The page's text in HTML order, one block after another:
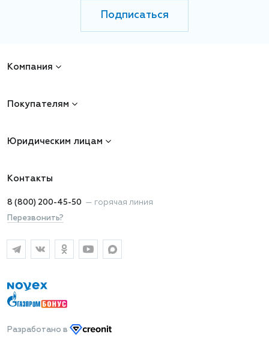
Подписаться
Компания
Покупателям
Юридическим лицам
Контакты
8 (800) 200-45-50 — горячая линия
Перезвонить?
Разработано в